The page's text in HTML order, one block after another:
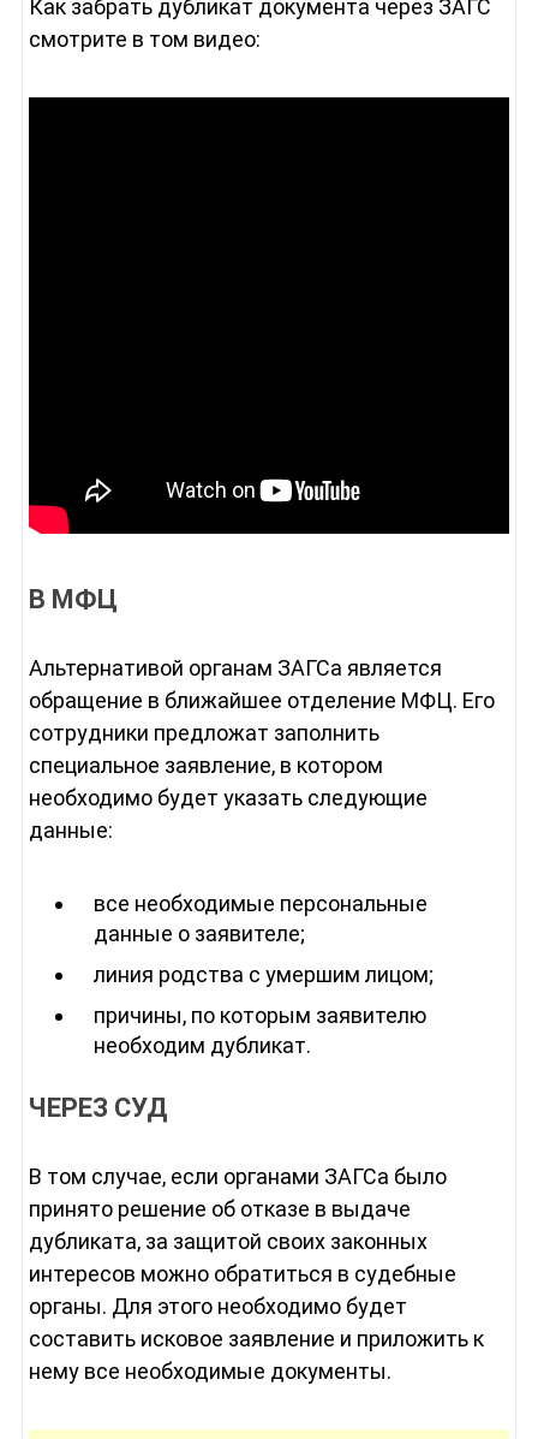
Как забрать дубликат документа через ЗАГС
смотрите в том видео:
В МФЦ
Альтернативой органам ЗАГСа является
обращение в ближайшее отделение МФЦ. Его
сотрудники предложат заполнить
специальное заявление, в котором
необходимо будет указать следующие
данные:
все необходимые персональные
данные о заявителе;
линия родства с умершим лицом;
причины, по которым заявителю
необходим дубликат.
ЧЕРЕЗ СУД
В том случае, если органами ЗАГСа было
принято решение об отказе в выдаче
дубликата, за защитой своих законных
интересов можно обратиться в судебные
органы. Для этого необходимо будет
составить исковое заявление и приложить к
нему все необходимые документы.